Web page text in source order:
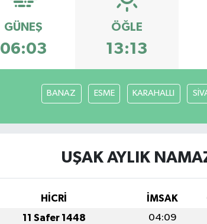
GÜNEŞ
06:03
ÖĞLE
13:13
BANAZ ESME KARAHALLI
UŞAK AYLIK
HİCRİ İMSAK
11 Safer 1448 04:09